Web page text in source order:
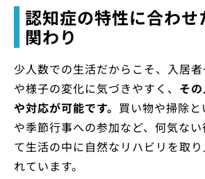
認知症の特性に合わせ
関わり
少人数での生活だからこそ、入居
や様子の変化に気づきやすく、 そ
や対応が可能です。 買い物や掃除
や季節行事への参加など、何気な
て生活の中に自然なリハビリを取
れています。